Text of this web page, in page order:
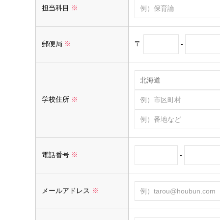
担当科目 ※
郵便局 ※ 〒 -
学校住所 ※
電話番号 ※ -
メールアドレス ※